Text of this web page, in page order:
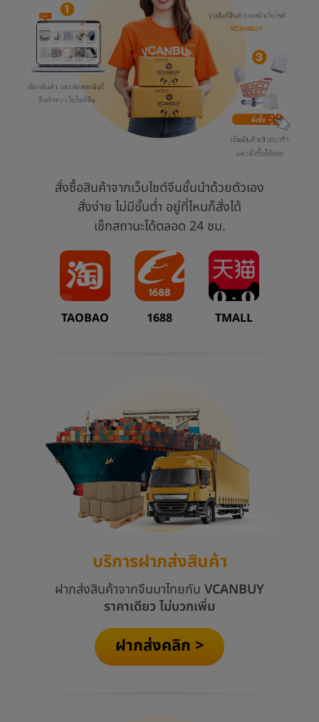
สั่งซื้อสินค้าจากเว็บไซต์จีนชั้นนำด้วยตัวเอง
สั่งง่าย ไม่มีขั้นต่ำ อยู่ที่ไหนก็สั่งได้
เช็กสถานะได้ตลอด 24 ชม.
TAOBAO 1688 TMALL
บริการฝากส่งสินค้า
ฝากส่งสินค้าจากจีนมาไทยกับ VCANBUY
ราคาเดียว ไม่บวกเพิ่ม
ฝากส่งคลิก >